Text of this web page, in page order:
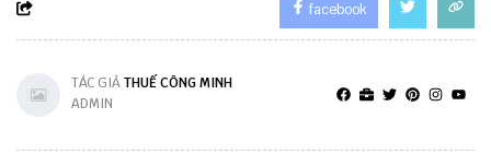
facebook
TÁC GIẢTHUẾ CÔNG MINH
ADMIN